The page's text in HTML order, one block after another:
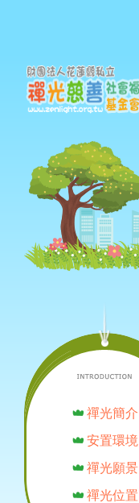
禪光簡介
安置環境
禪光願景
禪光位置